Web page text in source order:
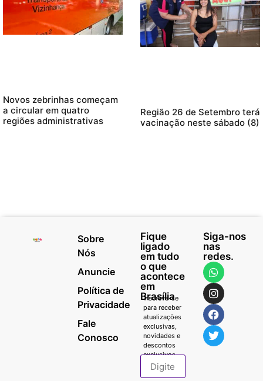
Novos zebrinhas começam
a circular em quatro
regiões administrativas
Região 26 de Setembro terá
vacinação neste sábado (8)
Sobre
Nós
Anuncie
Política de
Privacidade
Fale
Conosco
Fique
ligado
em tudo
o que
acontece
em
Brasília
Inscreva-se
para receber
atualizações
exclusivas,
novidades e
descontos
exclusivos.
Siga-nos
nas
redes.